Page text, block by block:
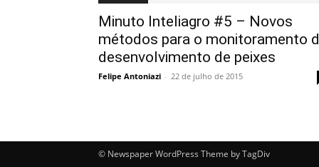
Minuto Inteliagro #5 – Novos
métodos para o monitoramento
desenvolvimento de peixes
Felipe Antoniazi - 22 de julho de 2015
© Newspaper WordPress Theme by TagDiv